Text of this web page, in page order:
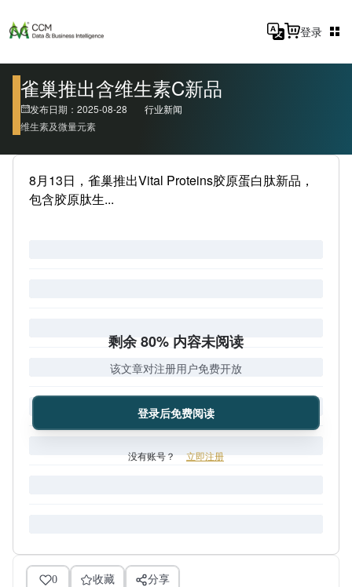
登录
雀巢推出含维生素C新品
发布日期：2025-08-28
行业新闻
维生素及微量元素
8月13日，雀巢推出Vital Proteins胶原蛋白肽新品，
包含胶原肽生...
剩余 80% 内容未阅读
该文章对注册用户免费开放
登录后免费阅读
没有账号？ 立即注册
0 收藏 分享